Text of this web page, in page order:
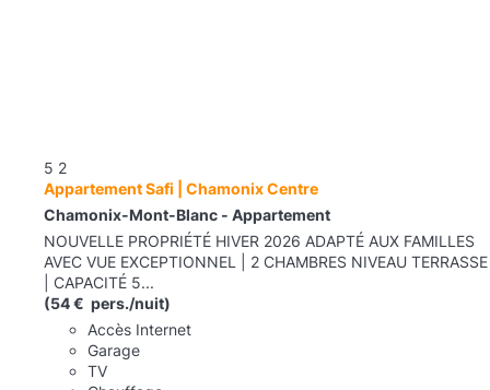
5 2
Appartement Safi | Chamonix Centre
Chamonix-Mont-Blanc - Appartement
NOUVELLE PROPRIÉTÉ HIVER 2026 ADAPTÉ AUX FAMILLES
AVEC VUE EXCEPTIONNEL | 2 CHAMBRES NIVEAU TERRASSE
| CAPACITÉ 5...
(54 € pers./nuit)
Accès Internet
Garage
TV